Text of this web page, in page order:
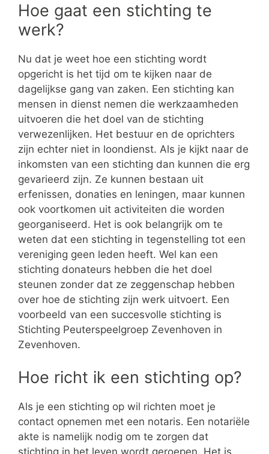
Hoe gaat een stichting te
werk?
Nu dat je weet hoe een stichting wordt
opgericht is het tijd om te kijken naar de
dagelijkse gang van zaken. Een stichting kan
mensen in dienst nemen die werkzaamheden
uitvoeren die het doel van de stichting
verwezenlijken. Het bestuur en de oprichters
zijn echter niet in loondienst. Als je kijkt naar de
inkomsten van een stichting dan kunnen die erg
gevarieerd zijn. Ze kunnen bestaan uit
erfenissen, donaties en leningen, maar kunnen
ook voortkomen uit activiteiten die worden
georganiseerd. Het is ook belangrijk om te
weten dat een stichting in tegenstelling tot een
vereniging geen leden heeft. Wel kan een
stichting donateurs hebben die het doel
steunen zonder dat ze zeggenschap hebben
over hoe de stichting zijn werk uitvoert. Een
voorbeeld van een succesvolle stichting is
Stichting Peuterspeelgroep Zevenhoven in
Zevenhoven.
Hoe richt ik een stichting op?
Als je een stichting op wil richten moet je
contact opnemen met een notaris. Een notariële
akte is namelijk nodig om te zorgen dat
stichting in het leven wordt geroepen. Het is